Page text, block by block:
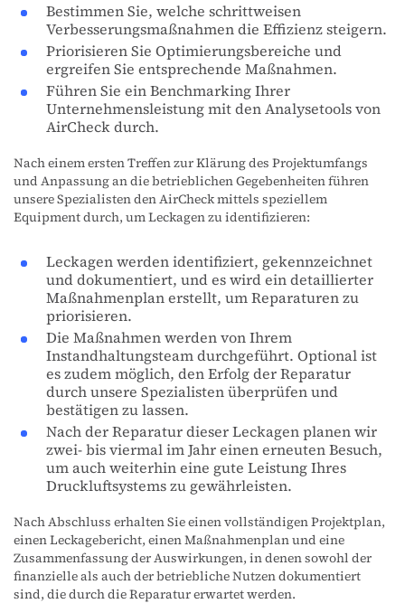
Bestimmen Sie, welche schrittweisen
Verbesserungsmaßnahmen die Effizienz steigern.
Priorisieren Sie Optimierungsbereiche und
ergreifen Sie entsprechende Maßnahmen.
Führen Sie ein Benchmarking Ihrer
Unternehmensleistung mit den Analysetools von
AirCheck durch.
Nach einem ersten Treffen zur Klärung des Projektumfangs
und Anpassung an die betrieblichen Gegebenheiten führen
unsere Spezialisten den AirCheck mittels speziellem
Equipment durch, um Leckagen zu identifizieren:
Leckagen werden identifiziert, gekennzeichnet
und dokumentiert, und es wird ein detaillierter
Maßnahmenplan erstellt, um Reparaturen zu
priorisieren.
Die Maßnahmen werden von Ihrem
Instandhaltungsteam durchgeführt. Optional ist
es zudem möglich, den Erfolg der Reparatur
durch unsere Spezialisten überprüfen und
bestätigen zu lassen.
Nach der Reparatur dieser Leckagen planen wir
zwei- bis viermal im Jahr einen erneuten Besuch,
um auch weiterhin eine gute Leistung Ihres
Druckluftsystems zu gewährleisten.
Nach Abschluss erhalten Sie einen vollständigen Projektplan,
einen Leckagebericht, einen Maßnahmenplan und eine
Zusammenfassung der Auswirkungen, in denen sowohl der
finanzielle als auch der betriebliche Nutzen dokumentiert
sind, die durch die Reparatur erwartet werden.